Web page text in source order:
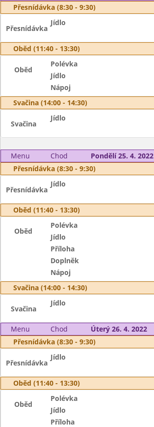
Přesnídávka (8:30 - 9:30)
Přesnídávka
Jídlo
Oběd (11:40 - 13:30)
Oběd
Polévka
Jídlo
Nápoj
Svačina (14:00 - 14:30)
Svačina
Jídlo
Menu Chod
Pondělí 25. 4. 2022
Přesnídávka (8:30 - 9:30)
Přesnídávka
Jídlo
Oběd (11:40 - 13:30)
Oběd
Polévka
Jídlo
Příloha
Doplněk
Nápoj
Svačina (14:00 - 14:30)
Svačina
Jídlo
Menu Chod
Úterý 26. 4. 2022
Přesnídávka (8:30 - 9:30)
Přesnídávka
Jídlo
Oběd (11:40 - 13:30)
Oběd
Polévka
Jídlo
Příloha